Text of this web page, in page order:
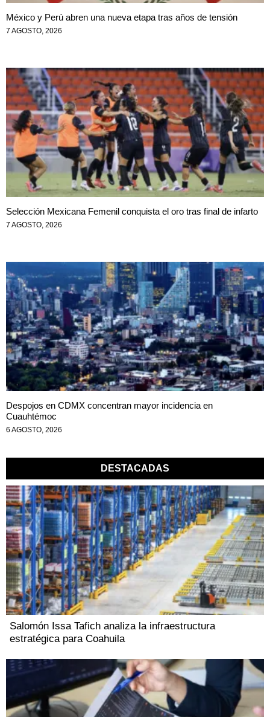
México y Perú abren una nueva etapa tras años de tensión
7 AGOSTO, 2026
Selección Mexicana Femenil conquista el oro tras final de infarto
7 AGOSTO, 2026
Despojos en CDMX concentran mayor incidencia en
Cuauhtémoc
6 AGOSTO, 2026
DESTACADAS
Salomón Issa Tafich analiza la infraestructura
estratégica para Coahuila